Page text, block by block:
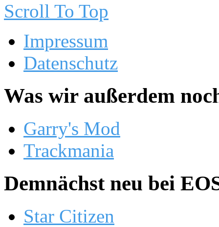
Scroll To Top
Impressum
Datenschutz
Was wir außerdem
Garry's Mod
Trackmania
Demnächst neu bei
Star Citizen